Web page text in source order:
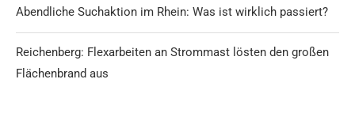
Abendliche Suchaktion im Rhein: Was ist wirklich passiert?
Reichenberg: Flexarbeiten an Strommast lösten den großen
Flächenbrand aus